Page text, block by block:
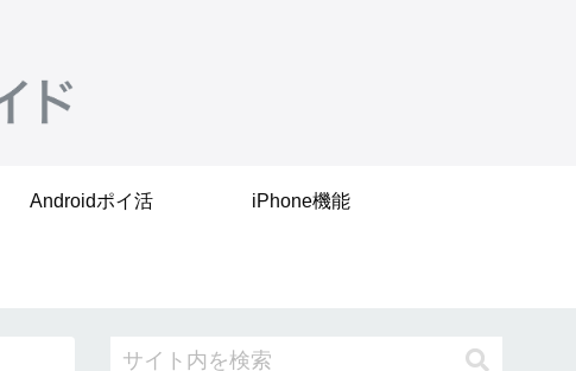
Androidポイ活 iPhone機能